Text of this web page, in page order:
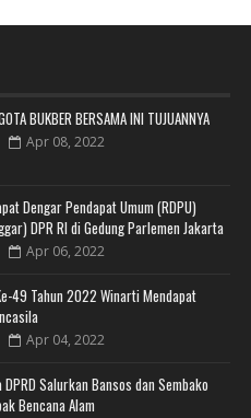
BUKBER BERSAMA INI TUJUANNYA
Apr 08, 2022
Dengar Pendapat Umum (RDPU)
DPR RI di Gedung Parlemen Jakarta
Apr 06, 2022
49 Tahun 2022 Winarti Mendapat
Apr 04, 2022
Salurkan Bansos dan Sembako
Bencana Alam